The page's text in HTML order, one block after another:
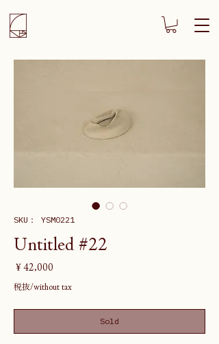
SKU： YSM0221
Untitled #22
￥42,000
税抜/without tax
Sold